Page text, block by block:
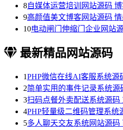
8自媒体运营培训网站源码
9高颜值美文博客网站源码
10电动闸门伸缩门企业网站
最新精品网站源码
1PHP微信在线AI客服系统源
2简单实用的事件记录系统
3扫码点餐外卖配送系统源码
4PHP轻量级二维码管理系统
5多人聊天交友系统网站源